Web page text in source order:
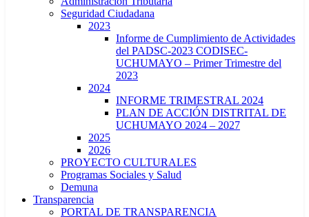
Seguridad Ciudadana
2023
Informe de Cumplimiento de Actividades
del PADSC-2023 CODISEC-
UCHUMAYO – Primer Trimestre del
2023
2024
INFORME TRIMESTRAL 2024
PLAN DE ACCIÓN DISTRITAL DE
UCHUMAYO 2024 – 2027
2025
2026
PROYECTO CULTURALES
Programas Sociales y Salud
Demuna
Transparencia
PORTAL DE TRANSPARENCIA